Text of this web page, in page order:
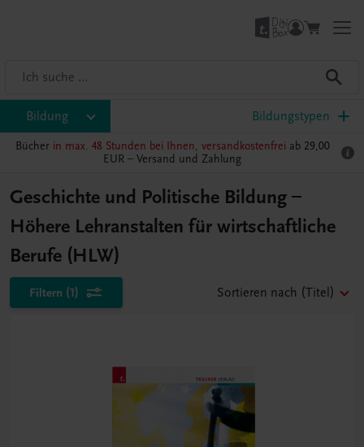
Bildung Bildungstypen
Bücher in max. 48 Stunden bei Ihnen, versandkostenfrei ab 29,00
EUR – Versand und Zahlung
Geschichte und Politische Bildung –
Höhere Lehranstalten für wirtschaftliche
Berufe (HLW)
Filtern (1) Sortieren nach (Titel)